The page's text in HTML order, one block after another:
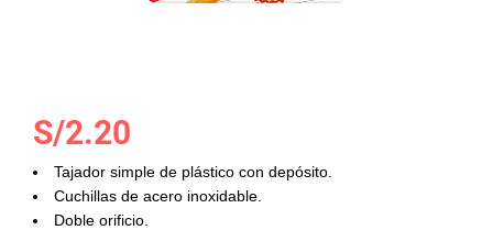
Saltar
comienzo
S/2.20
Tajador simple de plástico con depósito.
Cuchillas de acero inoxidable.
Doble orificio.